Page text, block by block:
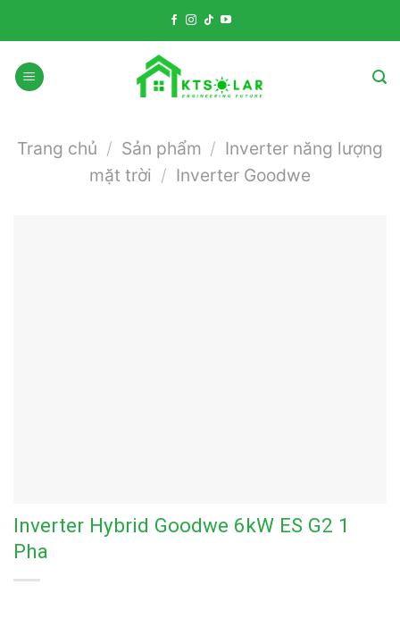
Trang chủ / Sản phẩm / Inverter năng lượng
mặt trời / Inverter Goodwe
Inverter Hybrid Goodwe 6kW ES G2 1
Pha